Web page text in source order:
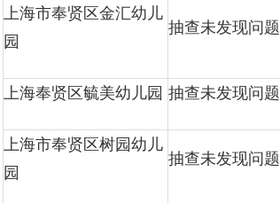
上海市奉贤区金汇幼儿
园
抽查未发现问题
上海奉贤区毓美幼儿园 抽查未发现问题
上海市奉贤区树园幼儿
园
抽查未发现问题